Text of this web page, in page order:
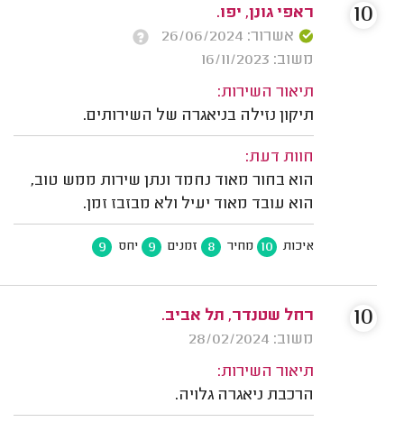
ראפי גונן, יפו.
אשרור: 26/06/2024
משוב: 16/11/2023
תיאור השירות:
תיקון נזילה בניאגרה של השירותים.
חוות דעת:
הוא בחור מאוד נחמד ונתן שירות ממש טוב,
הוא עובד מאוד יעיל ולא מבזבז זמן.
איכות 10 מחיר 8 זמנים 9 יחס 9
10
רחל שטנדר, תל אביב.
משוב: 28/02/2024
תיאור השירות:
הרכבת ניאגרה גלויה.
10